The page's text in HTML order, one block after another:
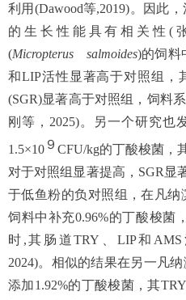
利用(Dawood等,2019)。因此
的生长性能具有相关性(
(Micropterus salmoides)的饲料
和LIP活性显著高于对照组，
(SGR)显著高于对照组，饲料
刚等，2025)。另一个研究也
1.5×10 ９ CFU/kg的丁酸梭菌，
对于对照组显著提高，SGR显
于低鱼粉的负对照组，在凡纳
饲料中补充0.96%的丁酸梭菌
时,其肠道TRY、LIP和AMS
2024)。相似的结果在另一凡
添加1.92%的丁酸梭菌，其